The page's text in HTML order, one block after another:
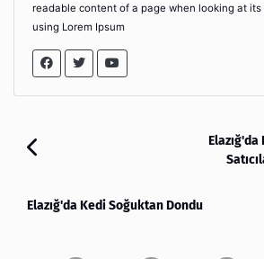
readable content of a page when looking at
using Lorem Ipsum
Elazığ'da Kedi Soğuktan Dondu